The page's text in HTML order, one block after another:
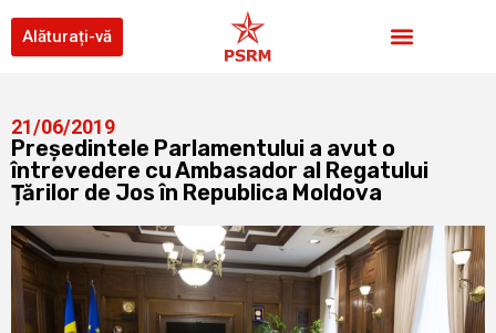
Alăturați-vă
21/06/2019
Președintele Parlamentului a avut o
întrevedere cu Ambasador al Regatului
Țărilor de Jos în Republica Moldova